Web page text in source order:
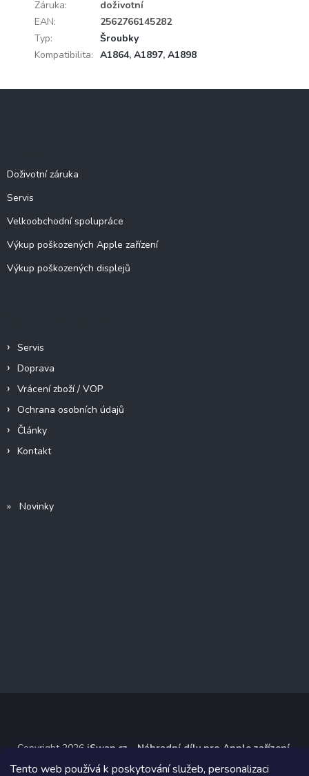
Tento web používá k poskytování služeb, personalizaci
Záruka:
doživotní
EAN:
2562766145282
Typ:
Šroubky
Kompatibilita: A1864, A1897, A1898
Doživotní záruka
Servis
Velkoobchodní spolupráce
Výkup poškozených Apple zařízení
Výkup poškozených displejů
Servis
Doprava
Vrácení zboží / VOP
Ochrana osobních údajů
Články
Kontakt
» Novinky
Copyright 2026 iSwap.cz - Náhradní díly pro Apple zařízení
Všechna práva vyhrazena.